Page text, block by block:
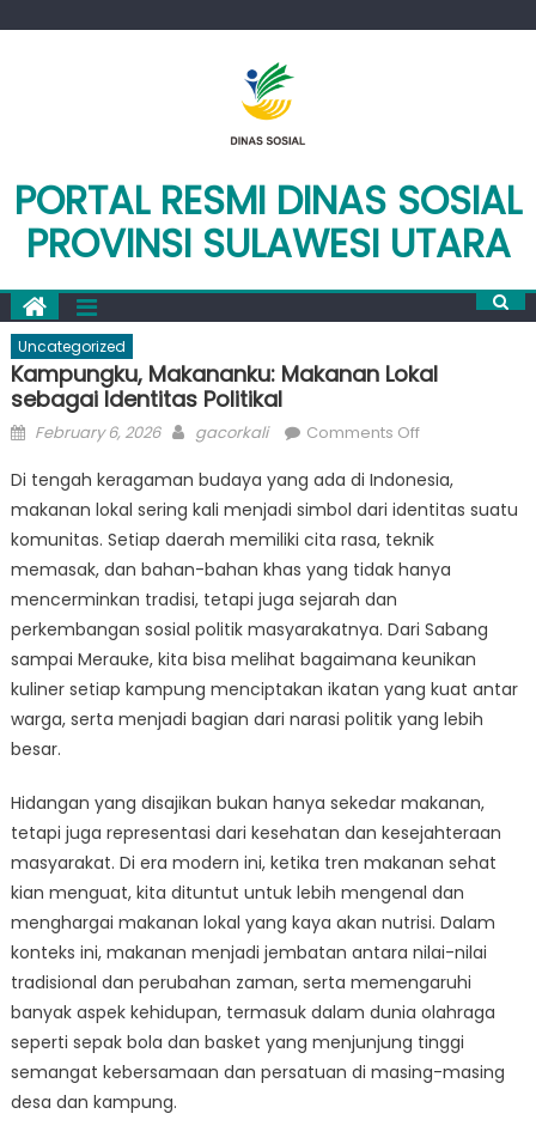
PORTAL RESMI DINAS SOSIAL
PROVINSI SULAWESI UTARA
Uncategorized
Kampungku, Makananku: Makanan Lokal
sebagai Identitas Politikal
Posted
February 6, 2026 Author
gacorkali Comments Offon
Makananku:
Makanan
Lokal
sebagai
Politikal
Di tengah keragaman budaya yang ada di Indonesia,
makanan lokal sering kali menjadi simbol dari identitas suatu
komunitas. Setiap daerah memiliki cita rasa, teknik
memasak, dan bahan-bahan khas yang tidak hanya
mencerminkan tradisi, tetapi juga sejarah dan
perkembangan sosial politik masyarakatnya. Dari Sabang
sampai Merauke, kita bisa melihat bagaimana keunikan
kuliner setiap kampung menciptakan ikatan yang kuat antar
warga, serta menjadi bagian dari narasi politik yang lebih
besar.
Hidangan yang disajikan bukan hanya sekedar makanan,
tetapi juga representasi dari kesehatan dan kesejahteraan
masyarakat. Di era modern ini, ketika tren makanan sehat
kian menguat, kita dituntut untuk lebih mengenal dan
menghargai makanan lokal yang kaya akan nutrisi. Dalam
konteks ini, makanan menjadi jembatan antara nilai-nilai
tradisional dan perubahan zaman, serta memengaruhi
banyak aspek kehidupan, termasuk dalam dunia olahraga
seperti sepak bola dan basket yang menjunjung tinggi
semangat kebersamaan dan persatuan di masing-masing
desa dan kampung.